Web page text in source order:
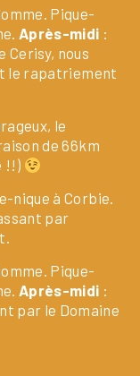
Pique-
Après-midi :
Cerisy, nous
le rapatriement
le
de 66km
!!)
nique à Corbie.
par
Pique-
Après-midi :
par le Domaine